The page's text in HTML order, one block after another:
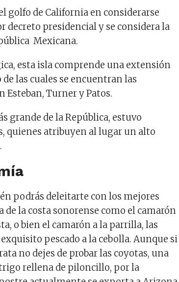
golfo de California en considerarse
decreto presidencial y se considera la
Mexicana.
esta isla comprende una extensión
de las cuales se encuentran las
Esteban, Turner y Patos.
grande de la República, estuvo
quienes atribuyen al lugar un alto
podrás deleitarte con los mejores
de la costa sonorense como el camarón
o bien el camarón a la parrilla, las
pescado a la cebolla. Aunque si
no dejes de probar las coyotas, una
rellena de piloncillo, por la